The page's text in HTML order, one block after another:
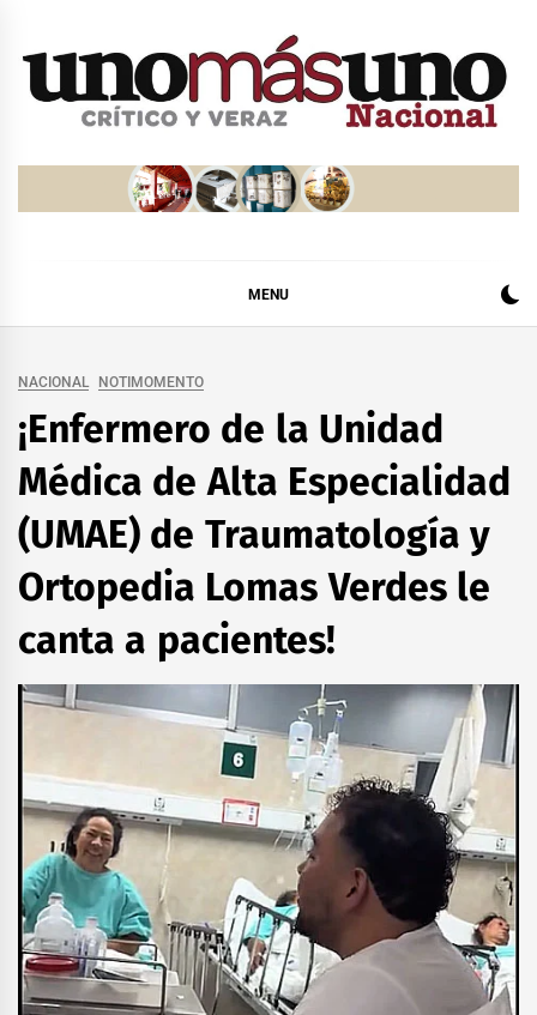
MENU
NACIONAL NOTIMOMENTO
¡Enfermero de la Unidad
Médica de Alta Especialidad
(UMAE) de Traumatología y
Ortopedia Lomas Verdes le
canta a pacientes!